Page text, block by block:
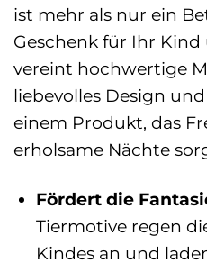
ist mehr als nur ein
Geschenk für Ihr Kind
vereint hochwertige
liebevolles Design
einem Produkt, das
erholsame Nächte
Fördert die
Tiermotive regen
Kindes an und